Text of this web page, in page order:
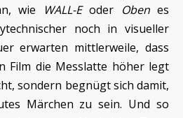
wie
WALL-Eoder Obenes
noch in visueller
erwarten mittlerweile, dass
Film die Messlatte höher legt
sondern begnügt sich damit,
Märchen zu sein. Und so